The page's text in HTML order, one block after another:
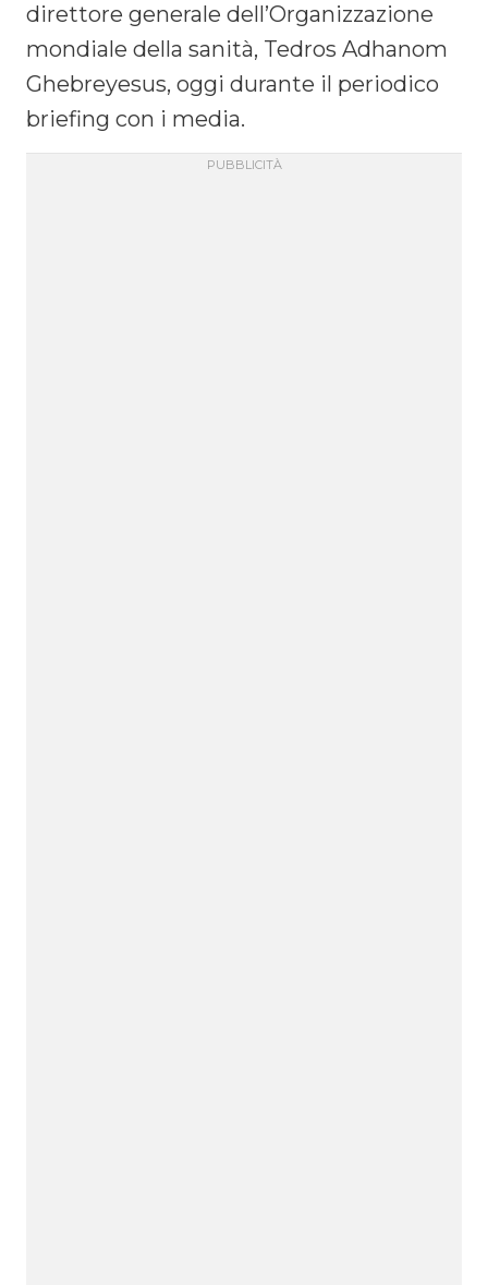
direttore generale dell’Organizzazione
mondiale della sanità, Tedros Adhanom
Ghebreyesus, oggi durante il periodico
briefing con i media.